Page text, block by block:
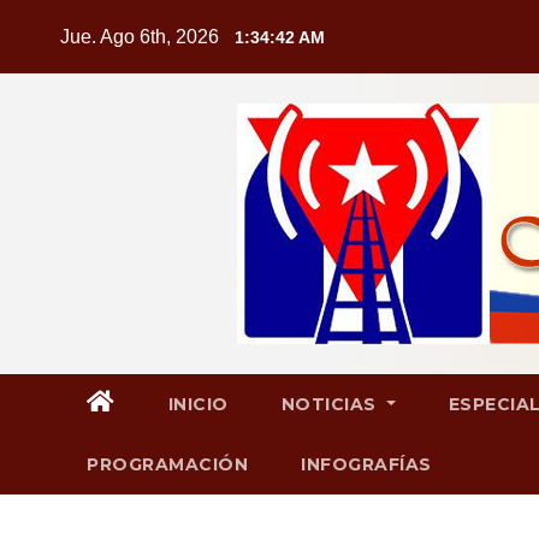
Jue. Ago 6th, 2026 1:34:43 AM
INICIO NOTICIAS
PROGRAMACIÓN INFOGRAFÍAS